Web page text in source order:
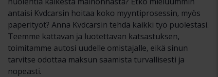
antaisi Kvdcarsin hoitaa koko myyntiprosessin, myös
paperityöt? Anna Kvdcarsin tehdä kaikki työ puolestasi.
Teemme kattavan ja luotettavan katsastuksen,
toimitamme autosi uudelle omistajalle, eikä sinun
tarvitse odottaa maksun saamista turvallisesti ja
nopeasti.